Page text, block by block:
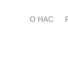
О НАС